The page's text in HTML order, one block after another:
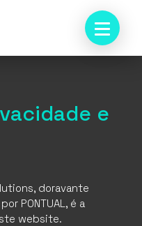
e
doravante
PONTUAL, é a
website.